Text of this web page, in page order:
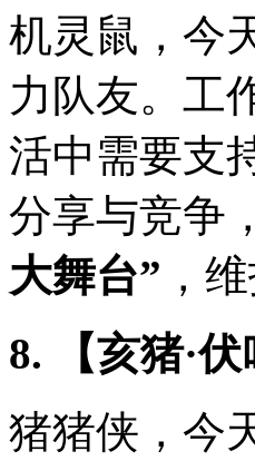
机灵鼠，今
力队友。工
活中需要支
分享与竞争
大舞台” ，
8. 【亥猪·
猪猪侠，今